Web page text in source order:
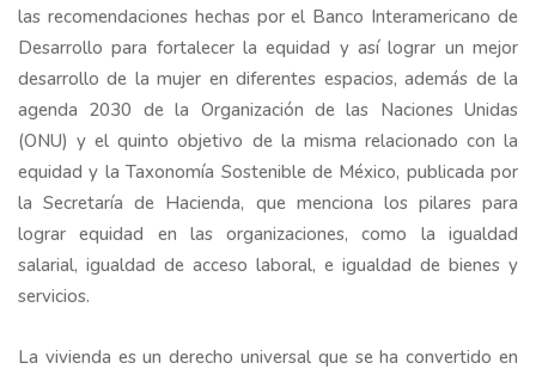
las recomendaciones hechas por el Banco Interamericano de
Desarrollo para fortalecer la equidad y así lograr un mejor
desarrollo de la mujer en diferentes espacios, además de la
agenda 2030 de la Organización de las Naciones Unidas
(ONU) y el quinto objetivo de la misma relacionado con la
equidad y la Taxonomía Sostenible de México, publicada por
la Secretaría de Hacienda, que menciona los pilares para
lograr equidad en las organizaciones, como la igualdad
salarial, igualdad de acceso laboral, e igualdad de bienes y
servicios.
La vivienda es un derecho universal que se ha convertido en